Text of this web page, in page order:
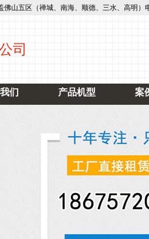
山五区（禅城、南海、顺德、三水、高明）
司
们 产品机型 案